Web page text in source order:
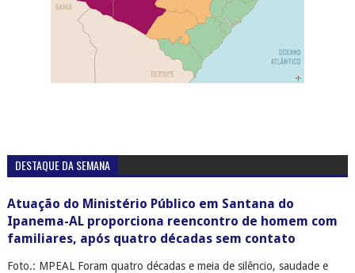
DESTAQUE DA SEMANA
Atuação do Ministério Público em Santana do
Ipanema-AL proporciona reencontro de homem com
familiares, após quatro décadas sem contato
Foto.: MPEAL Foram quatro décadas e meia de silêncio, saudade e